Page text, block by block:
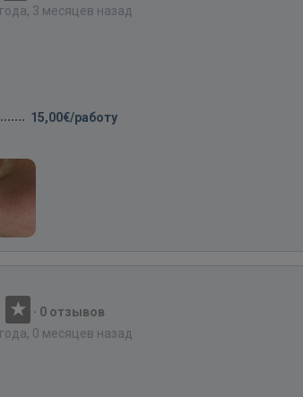
3 месяцев назад
15,00€/работу
· 0 отзывов
0 месяцев назад